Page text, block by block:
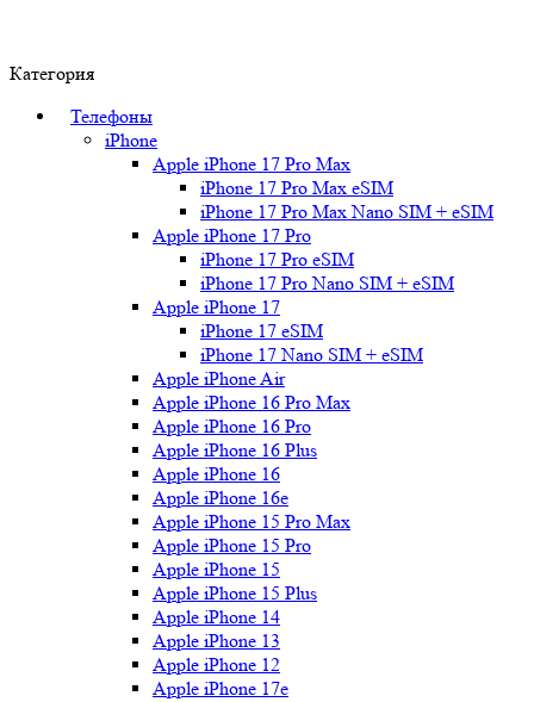
Категория
Телефоны
iPhone
Apple iPhone 17 Pro Max
iPhone 17 Pro Max eSIM
iPhone 17 Pro Max Nano SIM + eSIM
Apple iPhone 17 Pro
iPhone 17 Pro eSIM
iPhone 17 Pro Nano SIM + eSIM
Apple iPhone 17
iPhone 17 eSIM
iPhone 17 Nano SIM + eSIM
Apple iPhone Air
Apple iPhone 16 Pro Max
Apple iPhone 16 Pro
Apple iPhone 16 Plus
Apple iPhone 16
Apple iPhone 16e
Apple iPhone 15 Pro Max
Apple iPhone 15 Pro
Apple iPhone 15
Apple iPhone 15 Plus
Apple iPhone 14
Apple iPhone 13
Apple iPhone 12
Apple iPhone 17e